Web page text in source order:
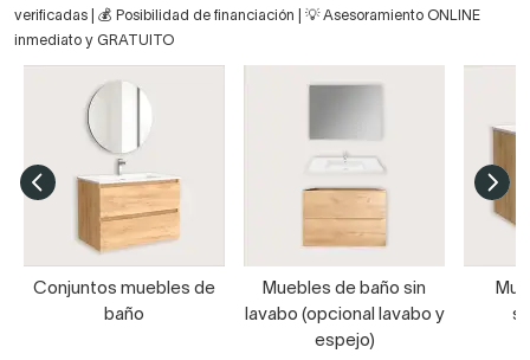
verificadas | 💰 Posibilidad de financiación | 💡 Asesoramiento ONLINE
inmediato y GRATUITO
Conjuntos muebles de
baño
Muebles de baño sin
lavabo (opcional lavabo y
espejo)